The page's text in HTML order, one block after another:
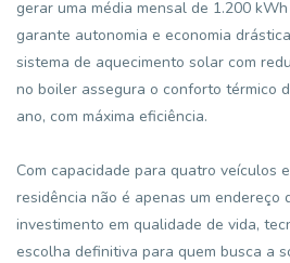
gerar uma média mensal de 1.200
garante autonomia e economia
sistema de aquecimento solar com
no boiler assegura o conforto térmico
ano, com máxima eficiência.
Com capacidade para quatro veículos
residência não é apenas um endereço
investimento em qualidade de vida,
escolha definitiva para quem busca a